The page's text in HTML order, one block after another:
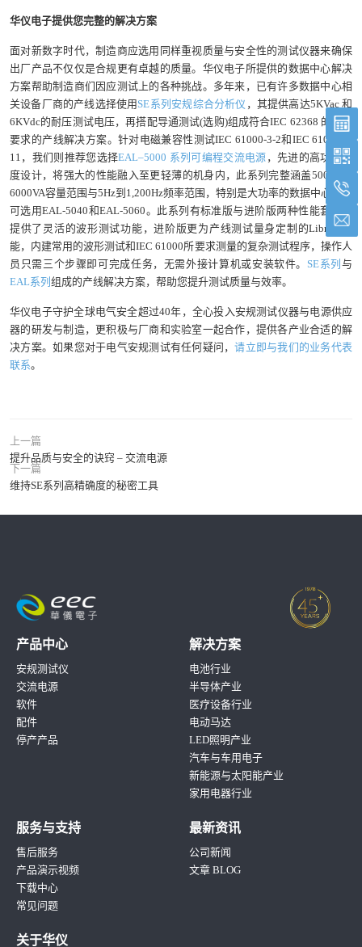
华仪电子提供您完整的解决方案
面对新数字时代，制造商应选用同样重视质量与安全性的测试仪器来确保
出厂产品不仅仅是合规更有卓越的质量。华仪电子所提供的数据中心解决
方案帮助制造商们因应测试上的各种挑战。多年来，已有许多数据中心相
关设备厂商的产线选择使用 SE系列安规综合分析仪 ，其提供高达5KVac 和
6KVdc的耐压测试电压，再搭配导通测试(选购)组成符合IEC 62368 的测试
要求的产线解决方案。针对电磁兼容性测试IEC 61000-3-2和IEC 61000-4-
11，我们则推荐您选择EAL–5000 系列可编程交流电源 ，先进的高功率密
度设计，将强大的性能融入至更轻薄的机身内，此系列完整涵盖500VA至
6000VA容量范围与5Hz到1,200Hz频率范围，特别是大功率的数据中心设备
可选用EAL-5040和EAL-5060。此系列有标准版与进阶版两种性能套件，
提供了灵活的波形测试功能，进阶版更为产线测试量身定制的Library功
能，内建常用的波形测试和IEC 61000所要求测量的复杂测试程序，操作人
员只需三个步骤即可完成任务，无需外接计算机或安装软件。 SE系列与
EAL系列 组成的产线解决方案，帮助您提升测试质量与效率。
华仪电子守护全球电气安全超过40年，全心投入安规测试仪器与电源供应
器的研发与制造，更积极与厂商和实验室一起合作，提供各产业合适的解
决方案。如果您对于电气安规测试有任何疑问，请立即与我们的业务代表
联系。
上一篇
提升品质与安全的诀窍 – 交流电源
下一篇
维持SE系列高精确度的秘密工具
产品中心
安规测试仪
交流电源
软件
配件
停产产品
解决方案
电池行业
半导体产业
医疗设备行业
电动马达
LED照明产业
汽车与车用电子
新能源与太阳能产业
家用电器行业
服务与支持
售后服务
产品演示视频
下载中心
常见问题
最新资讯
公司新闻
文章 BLOG
关于华仪